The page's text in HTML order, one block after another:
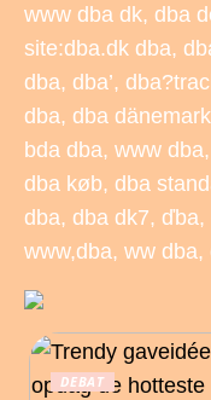
www dba dk, dba
site:dba.dk dba,
dba, dba’,
dba, dba
bda dba, www
dba køb, dba
dba, dba dk7,
www,dba, ww
DEBAT